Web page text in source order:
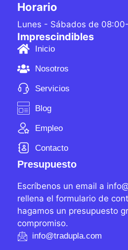
Horario
Lunes - Sábados de
Imprescindibles
Inicio
Nosotros
Servicios
Blog
Empleo
Contacto
Presupuesto
Escríbenos un email a
rellena el formulario de
hagamos un presupuesto
compromiso.
info@tradupla.com